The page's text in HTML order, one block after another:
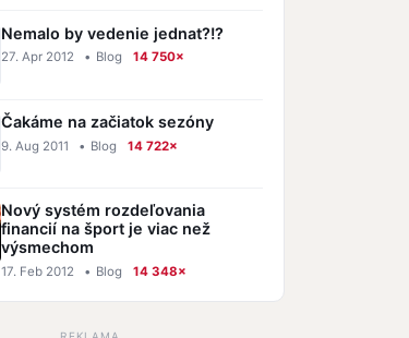
Nemalo by vedenie jednat?!?
27. Apr 2012 • Blog 14 750×
Čakáme na začiatok sezóny
9. Aug 2011 • Blog 14 722×
Nový systém rozdeľovania
financií na šport je viac než
výsmechom
17. Feb 2012 • Blog 14 348×